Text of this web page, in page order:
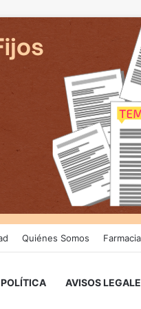
Quiénes Somos
POLÍTICA AVISOS